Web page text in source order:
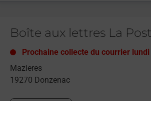
Boîte aux lettres La
Prochaine collecte du courrier lundi
Mazieres
19270 Donzenac